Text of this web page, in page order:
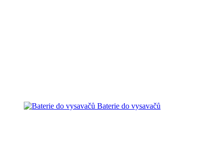
Baterie do vysavačů